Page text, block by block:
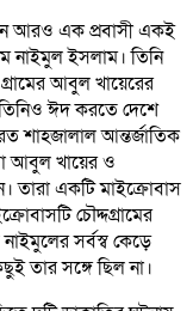
আরও এক প্রবাসী একই
নাইমুল ইসলাম। তিনি
আবুল খায়েরের
ঈদ করতে দেশে
শাহজালাল আন্তর্জাতিক
আবুল খায়ের ও
তারা একটি মাইক্রোবাস
চৌদ্দগ্রামের
সর্বস্ব কেড়ে
তার সঙ্গে ছিল না।